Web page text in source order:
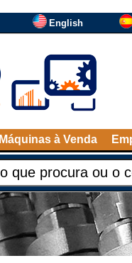
English
Máquinas à Venda